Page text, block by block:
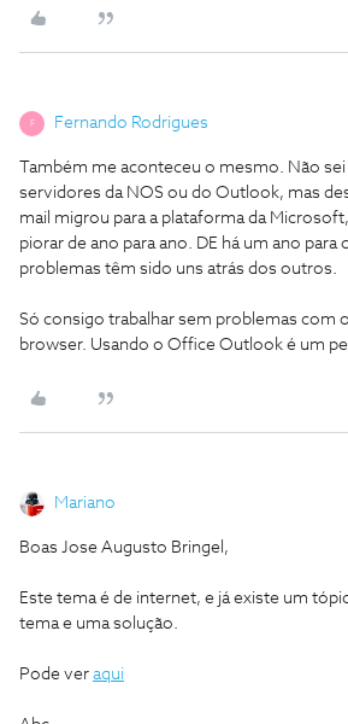
F Fernando Rodrigues
Também me aconteceu o mesmo. Não
servidores da NOS ou do Outlook, mas
mail migrou para a plataforma da
piorar de ano para ano. DE há um ano para
problemas têm sido uns atrás dos outros.
Só consigo trabalhar sem problemas com
browser. Usando o Office Outlook é um
Mariano
Boas Jose Augusto Bringel,
Este tema é de internet, e já existe um
tema e uma solução.
Pode ver aqui